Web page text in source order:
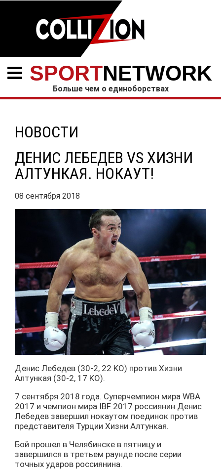
SPORTNETWORK
Больше чем о единоборствах
НОВОСТИ
ДЕНИС ЛЕБЕДЕВ VS ХИЗНИ
АЛТУНКАЯ. НОКАУТ!
08 сентября 2018
Денис Лебедев (30-2, 22 KO) против Хизни
Алтункая (30-2, 17 KO).
7 сентября 2018 года. Суперчемпион мира WBA
2017 и чемпион мира IBF 2017 россиянин Денис
Лебедев завершил нокаутом поединок против
представителя Турции Хизни Алтункая.
Бой прошел в Челябинске в пятницу и
завершился в третьем раунде после серии
точных ударов россиянина.